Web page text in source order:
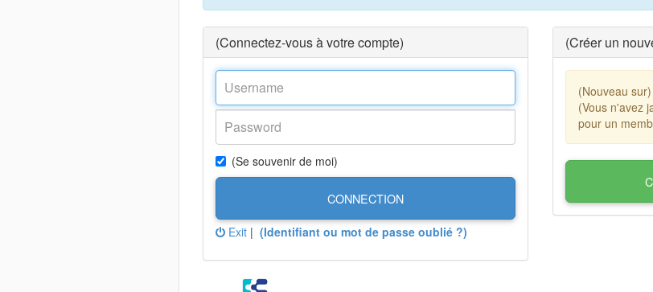
(Connectez-vous à votre compte)
(Se souvenir de moi)
CONNECTION
Exit | (Identifiant ou mot de passe oublié ?)
(Créer un
(Nouveau
(Vous n'avez
pour un